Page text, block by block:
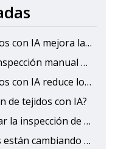
¿Cómo la inspección de tejidos con IA mejora la eficiencia de la producción en las fábricas textiles?
¿Puede la IA reemplazar la inspección manual de telas?
¿Cómo la inspección de tejidos con IA reduce los costos de control de calidad?
de tejidos con IA?
¿Qué defectos puede detectar la inspección de tejidos con IA?
¿Por qué las fábricas textiles están cambiando a la inspección de tejidos con IA?